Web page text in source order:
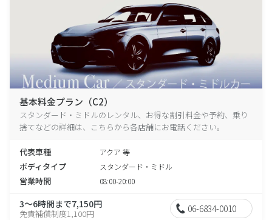
基本料金プラン（C2）
スタンダード・ミドルのレンタル、お得な割引料金や予約、乗り
捨てなどの詳細は、こちらから各店舗にお電話ください。
代表車種 アクア 等
ボディタイプ スタンダード・ミドル
営業時間 08:00-20:00
3～6時間まで7,150円
免責補償制度1,100円 06-6834-0010